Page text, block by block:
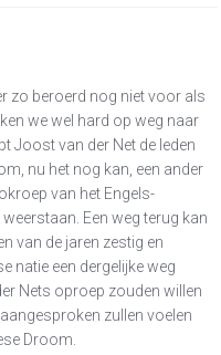
zo beroerd nog niet voor als
we wel hard op weg naar
Joost van der Net de leden
nu het nog kan, een ander
van het Engels-
Een weg terug kan
van de jaren zestig en
natie een dergelijke weg
Nets oproep zouden willen
zullen voelen
Droom.